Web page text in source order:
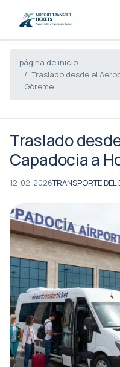
página de inicio
Traslado desde el
Göreme
Traslado
Capadocia a
12-02-2026TRANSPORTE DEL